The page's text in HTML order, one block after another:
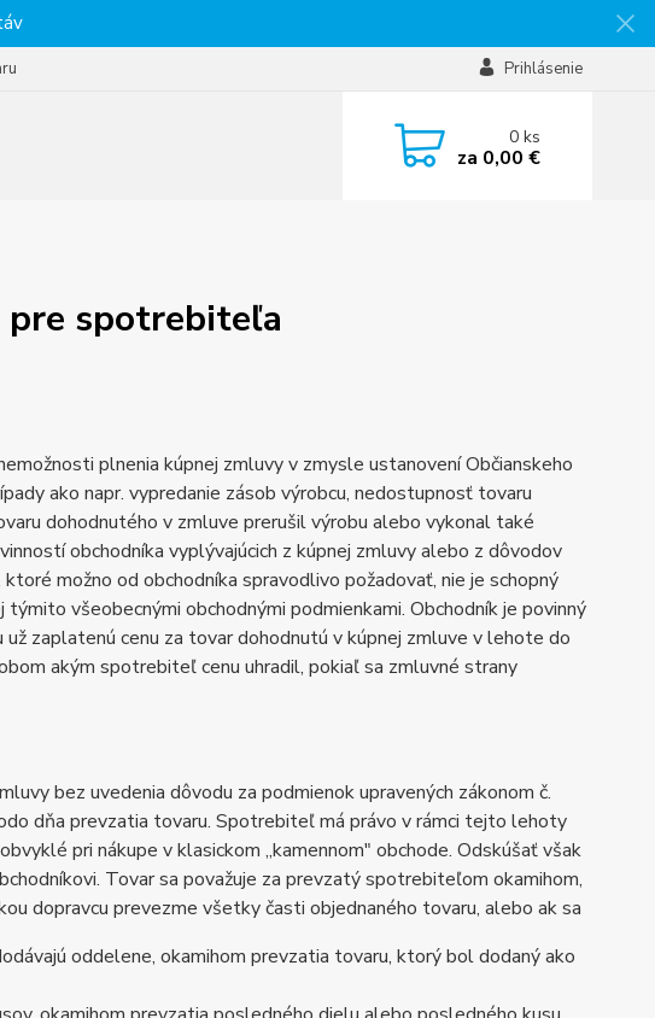
Prihlásenie
0ks
za 0,00 €
spotrebiteľa
plnenia kúpnej zmluvy v zmysle ustanovení Občianskeho
ako napr. vypredanie zásob výrobcu, nedostupnosť tovaru
dohodnutého v zmluve prerušil výrobu alebo vykonal také
obchodníka vyplývajúcich z kúpnej zmluvy alebo z dôvodov
možno od obchodníka spravodlivo požadovať, nie je schopný
všeobecnými obchodnými podmienkami. Obchodník je povinný
zaplatenú cenu za tovar dohodnutú v kúpnej zmluve v lehote do
akým spotrebiteľ cenu uhradil, pokiaľ sa zmluvné strany
bez uvedenia dôvodu za podmienok upravených zákonom č.
dňa prevzatia tovaru. Spotrebiteľ má právo v rámci tejto lehoty
pri nákupe v klasickom „kamennom" obchode. Odskúšať však
Tovar sa považuje za prevzatý spotrebiteľom okamihom,
dopravcu prevezme všetky časti objednaného tovaru, alebo ak sa
oddelene, okamihom prevzatia tovaru, ktorý bol dodaný ako